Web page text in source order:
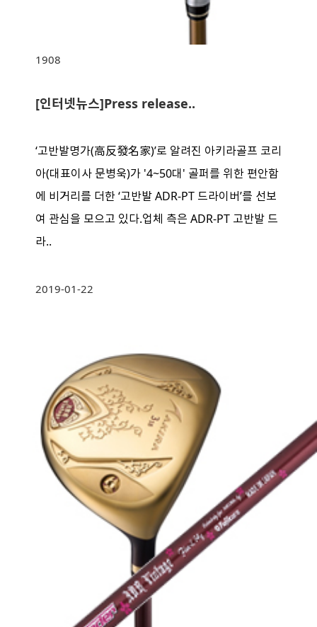
1908
[인터넷뉴스]Press release..
‘고반발명가(高反發名家)’로 알려진 아키라골프 코리
아(대표이사 문병욱)가 '4~50대' 골퍼를 위한 편안함
에 비거리를 더한 ‘고반발 ADR-PT 드라이버’를 선보
여 관심을 모으고 있다.업체 측은 ADR-PT 고반발 드
라..
2019-01-22